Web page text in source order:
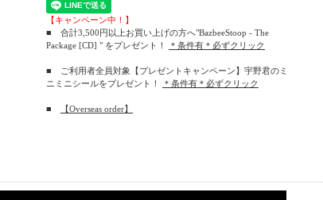
【キャンペーン中！】
■ 合計3,500円以上お買い上げの方へ"BazbeeStoop - The
Package [CD] " をプレゼント！
＊条件有＊必ずクリック
■ ご利用者全員対象【プレゼントキャンペーン】宇野君のミ
ニミニシールをプレゼント！
＊条件有＊必ずクリック
■ 【Overseas order】